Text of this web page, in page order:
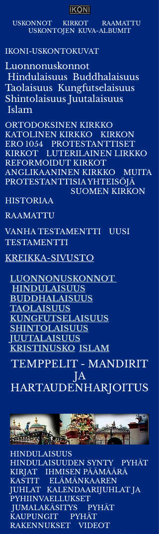
USKONNOT KIRKOT
RAAMATTU
USKONTOJEN KUVA-ALBUMIT
IKONI-USKONTOKUVAT
Luonnonuskonnot
Hindulaisuus Buddhalaisuus
Taolaisuus Kungfutselaisuus
Shintolaisuus Juutalaisuus
Islam
ORTODOKSINEN KIRKKO
KATOLINEN KIRKKO
KIRKON
ERO 1054
PROTESTANTTISET
KIRKOT
LUTERILAINEN LIRKKO
REFORMOIDUT KIRKOT
ANGLIKAANINEN KIRKKO
MUITA
PROTESTANTTISIA YHTEISÖJÄ
SUOMEN KIRKON
HISTORIAA
RAAMATTU
VANHA TESTAMENTTI
UUSI
TESTAMENTTI
KREIKKA-SIVUSTO
LUONNONUSKONNOT
HINDULAISUUS
BUDDHALAISUUS
TAOLAISUUS
KUNGFUTSELAISUUS
SHINTOLAISUUS
JUUTALAISUUS
KRISTINUSKO ISLAM
TEMPPELIT - MANDIRIT
JA
HARTAUDENHARJOITUS
HINDULAISUUS
HINDULAISUUDEN SYNTY
PYHÄT
KIRJAT
IHMISEN PÄÄMÄÄRÄ
KASTIT
ELÄMÄNKAAREN
JUHLAT
KALENDAARIJUHLAT JA
PYHIINVAELLUKSET
JUMALAKÄSITYS
PYHÄT
KAUPUNGIT
PYHÄT
RAKENNUKSET
VIDEOT